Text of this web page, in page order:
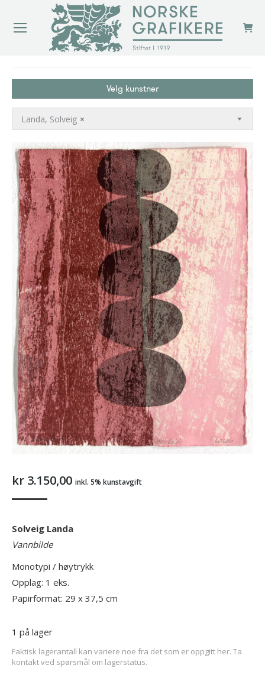
Velg kunstner
×
Landa, Solveig
kr 3.150,00 inkl. 5% kunstavgift
Solveig Landa
Vannbilde
Monotypi / høytrykk
Opplag: 1 eks.
Papirformat: 29 x 37,5 cm
1 på lager
Faktisk lagerantall kan variere noe fra det som er oppgitt her. Ta
kontakt ved spørsmål om lagerstatus.